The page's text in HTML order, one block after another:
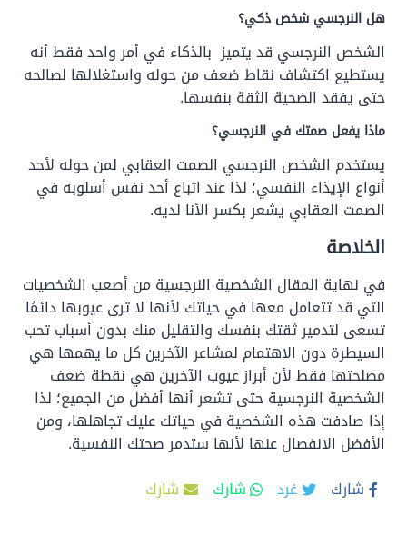
هل النرجسي شخص ذكي؟
الشخص النرجسي قد يتميز بالذكاء في أمر واحد فقط أنه
يستطيع اكتشاف نقاط ضعف من حوله واستغلالها لصالحه
حتى يفقد الضحية الثقة بنفسها.
ماذا يفعل صمتك في النرجسي؟
يستخدم الشخص النرجسي الصمت العقابي لمن حوله لأحد
أنواع الإيذاء النفسي؛ لذا عند اتباع أحد نفس أسلوبه في
الصمت العقابي يشعر بكسر الأنا لديه.
الخلاصة
في نهاية المقال الشخصية النرجسية من أصعب الشخصيات
التي قد تتعامل معها في حياتك لأنها لا ترى عيوبها دائمًا
تسعى لتدمير ثقتك بنفسك والتقليل منك بدون أسباب تحب
السيطرة دون الاهتمام لمشاعر الآخرين كل ما يهمها هي
مصلحتها فقط لأن أبراز عيوب الآخرين هي نقطة ضعف
الشخصية النرجسية حتى تشعر أنها أفضل من الجميع؛ لذا
إذا صادفت هذه الشخصية في حياتك عليك تجاهلها، ومن
الأفضل الانفصال عنها لأنها ستدمر صحتك النفسية.
شارك
غرد شارك شارك